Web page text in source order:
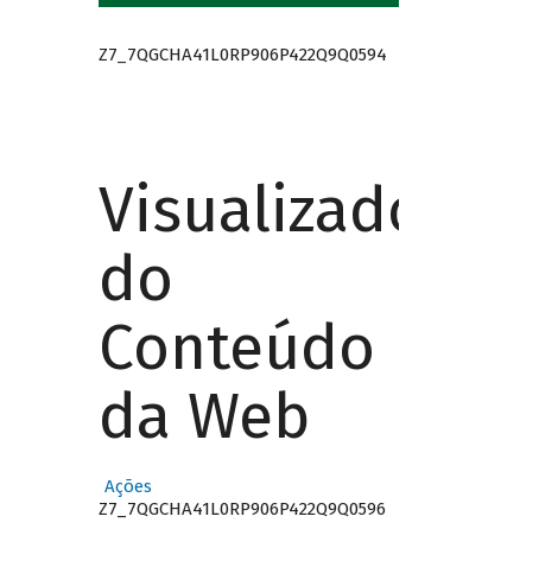
Z7_7QGCHA41L0RP906P422Q9Q0594
Visualizador
do
Conteúdo
da Web
Ações
Z7_7QGCHA41L0RP906P422Q9Q0596